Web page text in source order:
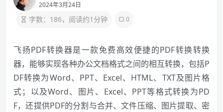
2024年3月24日
字数：186，阅读约1分钟 0
飞扬PDF转换器是一款免费高效便捷的PDF转换转换
器，能够实现各种办公文档格式之间的相互转换，包括P
DF转换为Word、PPT、Excel、HTML、TXT及图片格
式；以及Word、图片、Excel、PPT等格式转换为PD
F，还提供PDF的分割与合并、文件压缩、图片提取、密